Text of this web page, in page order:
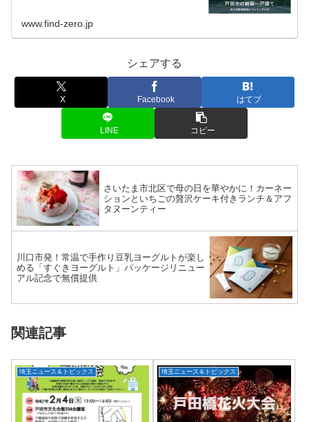
www.find-zero.jp
シェアする
X Facebook はてブ
LINE コピー
さいたま市北区で母の日を華やかに！カーネー
ションといちごの贅沢ケーキ付きランチ＆アフ
タヌーンティー
川口市発！常温で手作り豆乳ヨーグルトが楽し
める「すぐきヨーグルト」パッケージリニュー
アル記念で無償提供
関連記事
埼玉ニュース＆トピックス 埼玉ニュース＆トピックス